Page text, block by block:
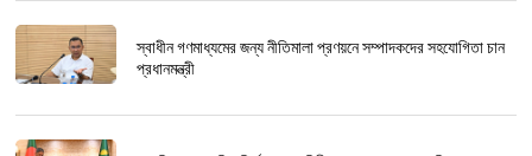
স্বাধীন গণমাধ্যমের জন্য নীতিমালা প্রণয়নে সম্পাদকদের সহযোগিতা চান
প্রধানমন্ত্রী